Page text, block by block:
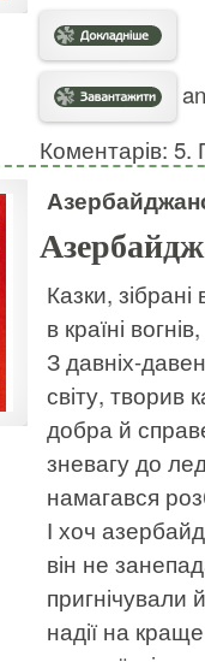
Коментарів: 5.
Казки,
в країні
З давніх-
світу, творив
добра й
зневагу до
намагався
І хоч
він не
пригнічували
надії на